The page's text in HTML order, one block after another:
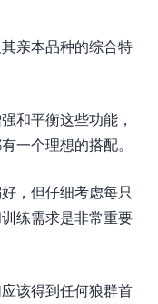
亲本品种的综合特
和平衡这些功能，
一个理想的搭配。
，但仔细考虑每只
练需求是非常重要
该得到任何狼群首